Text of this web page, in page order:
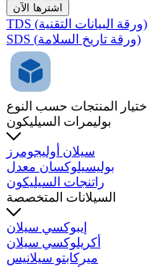
اشترها الآن
TDS (ورقة البيانات التقنية)
SDS (ورقة تاريخ السلامة)
اختيار المنتجات حسب النوع
بوليمرات السيليكون
سيلان أوليجومرز
بوليسيلوكسان معدل
راتنجات السيليكون
السيلانات المتخصصة
إيبوكسي سيلان
أكريلوكسي سيلان
ميركابتو سيلانيس